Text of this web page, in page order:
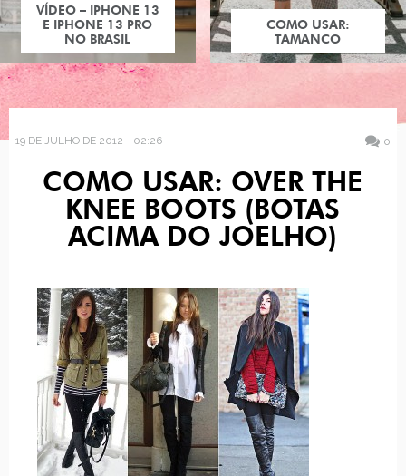
VÍDEO – IPHONE 13
E IPHONE 13 PRO
NO BRASIL
COMO USAR:
TAMANCO
19 DE JULHO DE 2012 - 02:26 0
COMO USAR: OVER THE
KNEE BOOTS (BOTAS
ACIMA DO JOELHO)